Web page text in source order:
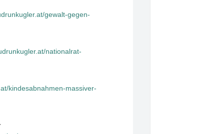
gewalt-gegen-
nationalrat-
kindesabnahmen-massiver-